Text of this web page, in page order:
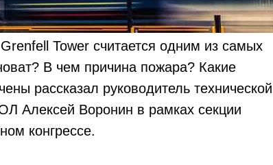
Tower считается одним из самых
В чем причина пожара? Какие
рассказал руководитель технической
Алексей Воронин в рамках секции
конгрессе.